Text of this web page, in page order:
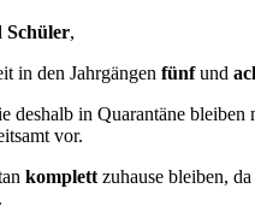
Schüler,
in den Jahrgängen fünfund
deshalb in Quarantäne
vor.
komplett zuhause bleiben,